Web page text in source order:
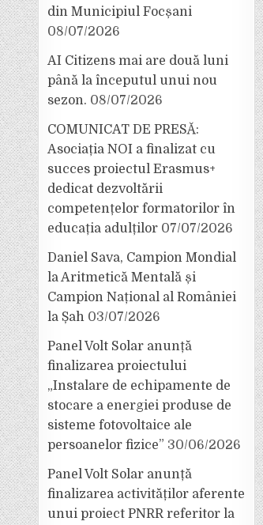
din Municipiul Focșani
08/07/2026
AI Citizens mai are două luni
până la începutul unui nou
sezon. 08/07/2026
COMUNICAT DE PRESĂ:
Asociația NOI a finalizat cu
succes proiectul Erasmus+
dedicat dezvoltării
competențelor formatorilor în
educația adulților 07/07/2026
Daniel Sava, Campion Mondial
la Aritmetică Mentală și
Campion Național al României
la Șah 03/07/2026
Panel Volt Solar anunță
finalizarea proiectului
„Instalare de echipamente de
stocare a energiei produse de
sisteme fotovoltaice ale
persoanelor fizice” 30/06/2026
Panel Volt Solar anunță
finalizarea activităților aferente
unui proiect PNRR referitor la